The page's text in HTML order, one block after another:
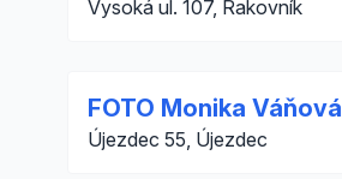
Vysoká ul. 107, Rakovník
FOTO Monika Váňová
Újezdec 55, Újezdec